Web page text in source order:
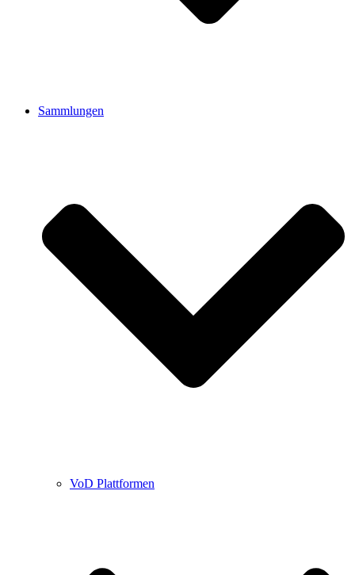
Sammlungen
VoD Plattformen